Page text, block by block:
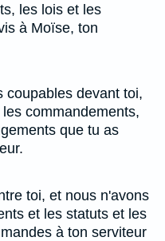
les lois et les
à Moïse, ton
coupables devant toi,
commandements,
que tu as
toi, et nous n'avons
et les statuts et les
à ton serviteur